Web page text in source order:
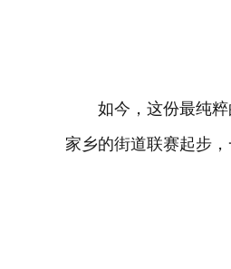
如今，这份最纯
家乡的街道联赛起步